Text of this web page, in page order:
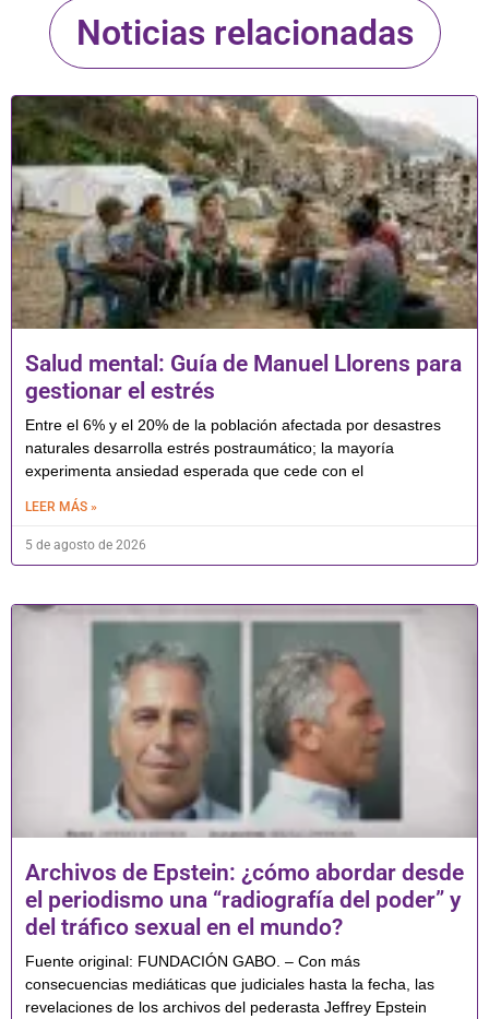
Noticias relacionadas
Salud mental: Guía de Manuel Llorens para
gestionar el estrés
Entre el 6% y el 20% de la población afectada por desastres
naturales desarrolla estrés postraumático; la mayoría
experimenta ansiedad esperada que cede con el
LEER MÁS »
5 de agosto de 2026
Archivos de Epstein: ¿cómo abordar desde
el periodismo una “radiografía del poder” y
del tráfico sexual en el mundo?
Fuente original: FUNDACIÓN GABO. – Con más
consecuencias mediáticas que judiciales hasta la fecha, las
revelaciones de los archivos del pederasta Jeffrey Epstein